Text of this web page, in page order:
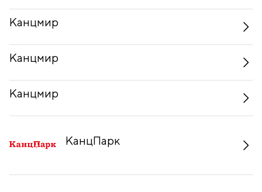
Канцмир
Канцмир
Канцмир
КанцПарк